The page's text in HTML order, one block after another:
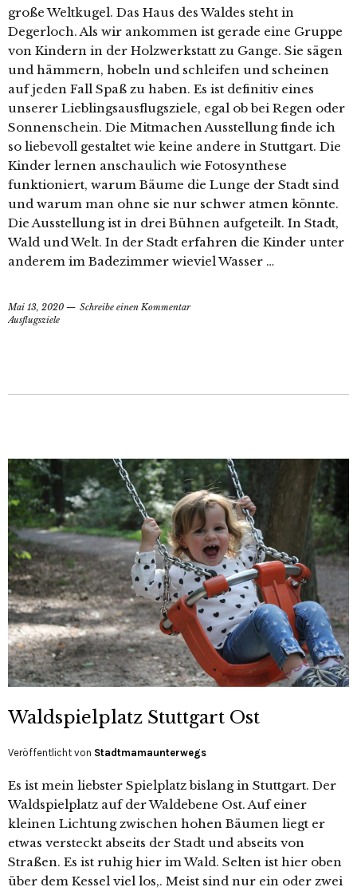
große Weltkugel. Das Haus des Waldes steht in
Degerloch. Als wir ankommen ist gerade eine Gruppe
von Kindern in der Holzwerkstatt zu Gange. Sie sägen
und hämmern, hobeln und schleifen und scheinen
auf jeden Fall Spaß zu haben. Es ist definitiv eines
unserer Lieblingsausflugsziele, egal ob bei Regen oder
Sonnenschein. Die Mitmachen Ausstellung finde ich
so liebevoll gestaltet wie keine andere in Stuttgart. Die
Kinder lernen anschaulich wie Fotosynthese
funktioniert, warum Bäume die Lunge der Stadt sind
und warum man ohne sie nur schwer atmen könnte.
Die Ausstellung ist in drei Bühnen aufgeteilt. In Stadt,
Wald und Welt. In der Stadt erfahren die Kinder unter
anderem im Badezimmer wieviel Wasser …
Mai 13, 2020
Schreibe einen Kommentar
Ausflugsziele
Waldspielplatz Stuttgart Ost
Veröffentlicht von Stadtmamaunterwegs
Es ist mein liebster Spielplatz bislang in Stuttgart. Der
Waldspielplatz auf der Waldebene Ost. Auf einer
kleinen Lichtung zwischen hohen Bäumen liegt er
etwas versteckt abseits der Stadt und abseits von
Straßen. Es ist ruhig hier im Wald. Selten ist hier oben
über dem Kessel viel los,. Meist sind nur ein oder zwei